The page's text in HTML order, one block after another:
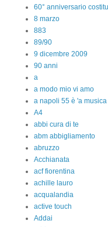
60° anniversario
8 marzo
883
89/90
9 dicembre 2009
90 anni
a
a modo mio vi amo
a napoli 55 è 'a musica
A4
abbi cura di te
abm abbigliamento
abruzzo
Acchianata
acf fiorentina
achille lauro
acqualandia
active touch
Addai